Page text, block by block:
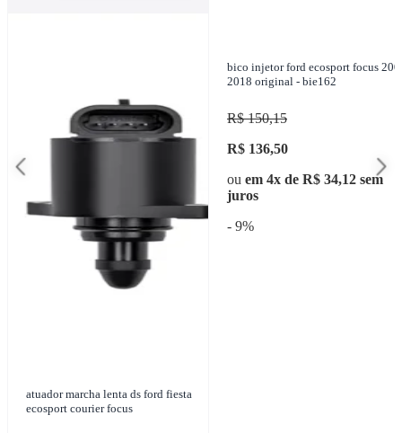
atuador marcha lenta ds ford fiesta
ecosport courier focus
bico injetor ford ecosport focus
2018 original - bie162
R$ 150,15
R$ 136,50
ou em 4x de R$ 34,12 sem
juros
- 9%